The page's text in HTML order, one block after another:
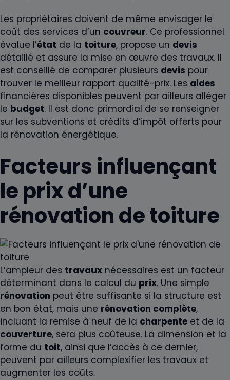
Les propriétaires doivent de même envisager le
coût des services d’un couvreur. Ce professionnel
évalue l’état de la toiture, propose un devis
détaillé et assure la mise en œuvre des travaux. Il
est conseillé de comparer plusieurs devis pour
trouver le meilleur rapport qualité-prix. Les aides
financières disponibles peuvent par ailleurs alléger
le budget. Il est donc primordial de se renseigner
sur les subventions et crédits d’impôt offerts pour
la rénovation énergétique.
Facteurs influençant
le prix d’une
rénovation de toiture
L’ampleur des travaux nécessaires est un facteur
déterminant dans le calcul du prix. Une simple
rénovation peut être suffisante si la structure est
en bon état, mais une rénovation complète,
incluant la remise à neuf de la charpente et de la
couverture, sera plus coûteuse. La dimension et la
forme du toit, ainsi que l’accès à ce dernier,
peuvent par ailleurs complexifier les travaux et
augmenter les coûts.